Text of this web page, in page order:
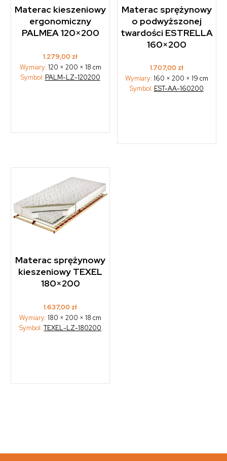
Materac kieszeniowy
ergonomiczny
PALMEA 120×200
1.279,00 zł
Wymiary: 120 × 200 × 18 cm
Symbol: PALM-LZ-120200
Materac sprężynowy
o podwyższonej
twardości ESTRELLA
160×200
1.707,00 zł
Wymiary: 160 × 200 × 19 cm
Symbol: EST-AA-160200
Materac sprężynowy
kieszeniowy TEXEL
180×200
1.637,00 zł
Wymiary:180 × 200 × 18 cm
Symbol:TEXEL-LZ-180200